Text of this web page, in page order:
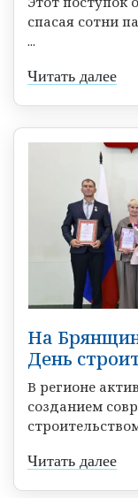
спасая сотни
...
Читать далее
На
День
В регионе
созданием
Читать далее